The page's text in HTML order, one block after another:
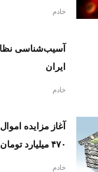
خادم
آسیب‌شناسی
ایران
خادم
آغاز مزایده
۴۷۰ میلیارد تومان ملک در ۶ سال
خادم